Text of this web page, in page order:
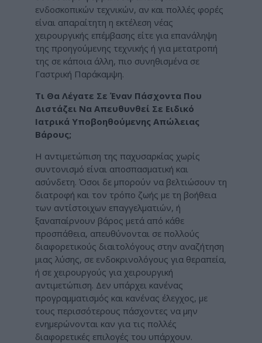
ενδοσκοπικών τεχνικών, αν και πολλές φορές
είναι απαραίτητη η εκτέλεση νέας
χειρουργικής επέμβασης είτε για επανάληψη
της προηγούμενης τεχνικής ή για μετατροπή
της σε κάποια άλλη, πιο συνηθισμένα σε
Γαστρική Παράκαμψη.
Τι Θα Λέγατε Σε Έναν Πάσχοντα Που
Διστάζει Να Απευθυνθεί Σε Ειδικό
Ιατρικά Υποβοηθούμενης Απώλειας
Βάρους;
Η αντιμετώπιση της παχυσαρκίας χωρίς
συντονισμό είναι αποσπασματική και
ασύνδετη. Όσοι δε μπορούν να βελτιώσουν τη
διατροφή και τον τρόπο ζωής με τη βοήθεια
των αντίστοιχων επαγγελματιών, ή
ξαναπαίρνουν βάρος μετά από κάθε
προσπάθεια, απευθύνονται σε πολλούς
διαφορετικούς διαιτολόγους στην αναζήτηση
μιας λύσης, σε ενδοκρινολόγους για θεραπεία,
ή σε χειρουργούς για χειρουργική
αντιμετώπιση. Δεν υπάρχει κανένας
προγραμματισμός και κανένας έλεγχος, με
τους περισσότερους πάσχοντες να μην
ενημερώνονται καν για τις πολλές
διαφορετικές επιλογές του υπάρχουν.